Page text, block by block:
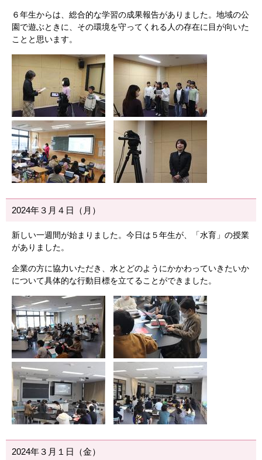
６年生からは、総合的な学習の成果報告がありました。地域の公
園で遊ぶときに、その環境を守ってくれる人の存在に目が向いた
ことと思います。
2024年３月４日（月）
新しい一週間が始まりました。今日は５年生が、「水育」の授業
がありました。
企業の方に協力いただき、水とどのようにかかわっていきたいか
について具体的な行動目標を立てることができました。
2024年３月１日（金）